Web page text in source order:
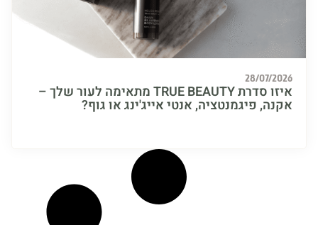
28/07/
איזו סדרת TRUE BEAUTY מתאימה לעור שלך –
פיגמנטציה, אנטי אייג'ינג או גוף?